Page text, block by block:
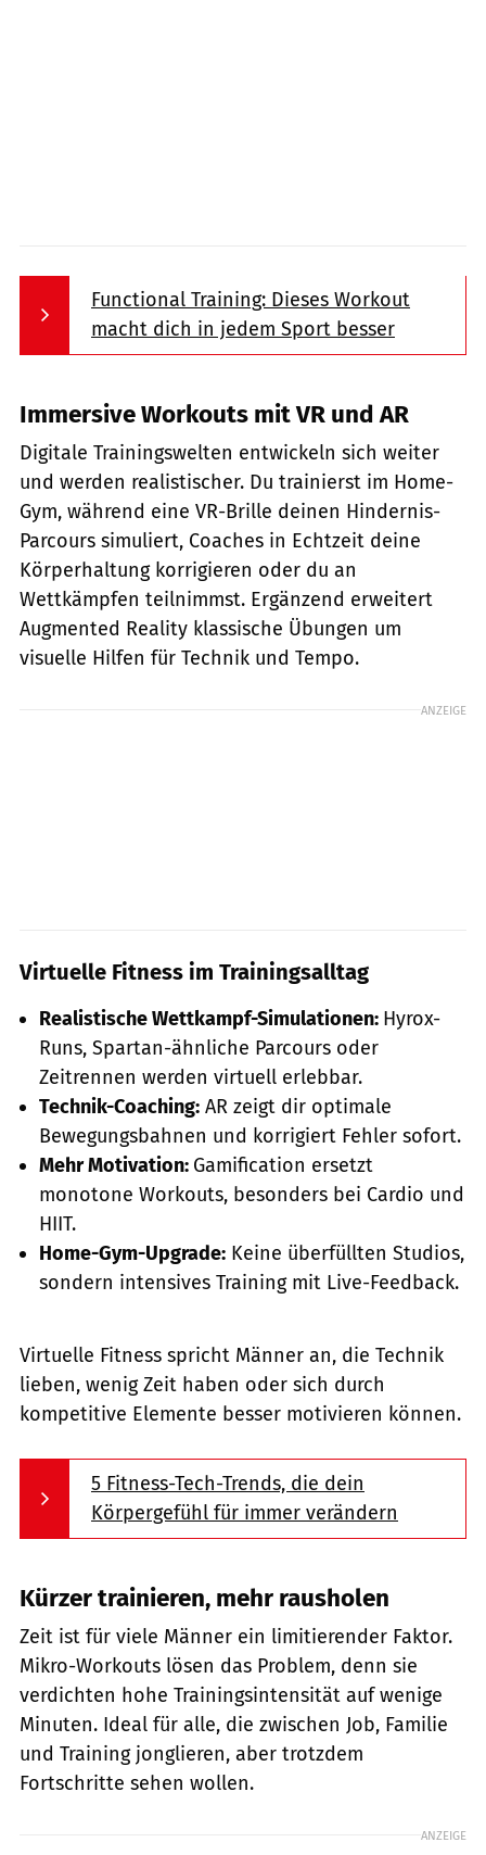
Functional Training: Dieses Workout
macht dich in jedem Sport besser
Immersive Workouts mit VR und AR
Digitale Trainingswelten entwickeln sich weiter
und werden realistischer. Du trainierst im Home-
Gym, während eine VR-Brille deinen Hindernis-
Parcours simuliert, Coaches in Echtzeit deine
Körperhaltung korrigieren oder du an
Wettkämpfen teilnimmst. Ergänzend erweitert
Augmented Reality klassische Übungen um
visuelle Hilfen für Technik und Tempo.
ANZEIGE
Virtuelle Fitness im Trainingsalltag
Realistische Wettkampf-Simulationen: Hyrox-
Runs, Spartan-ähnliche Parcours oder
Zeitrennen werden virtuell erlebbar.
Technik-Coaching: AR zeigt dir optimale
Bewegungsbahnen und korrigiert Fehler sofort.
Mehr Motivation: Gamification ersetzt
monotone Workouts, besonders bei Cardio und
HIIT.
Home-Gym-Upgrade: Keine überfüllten Studios,
sondern intensives Training mit Live-Feedback.
Virtuelle Fitness spricht Männer an, die Technik
lieben, wenig Zeit haben oder sich durch
kompetitive Elemente besser motivieren können.
5 Fitness-Tech-Trends, die dein
Körpergefühl für immer verändern
Kürzer trainieren, mehr rausholen
Zeit ist für viele Männer ein limitierender Faktor.
Mikro-Workouts lösen das Problem, denn sie
verdichten hohe Trainingsintensität auf wenige
Minuten. Ideal für alle, die zwischen Job, Familie
und Training jonglieren, aber trotzdem
Fortschritte sehen wollen.
ANZEIGE